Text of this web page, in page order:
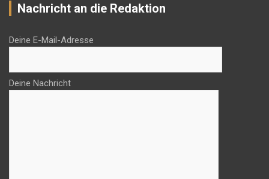
Nachricht an die Redaktion
Deine E-Mail-Adresse
Deine Nachricht